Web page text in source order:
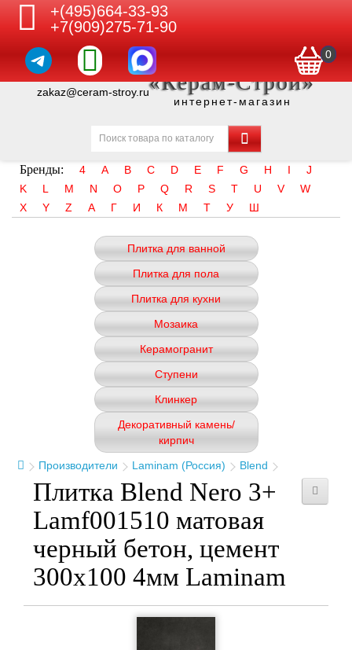
+(495)664-33-93
+7(909)275-71-90
0
zakaz@ceram-stroy.ru«Керам-Строй»
интернет-магазин
Бренды: 4 A B C D E F G H I
J
K
L M N O P Q R S T U V
W
X
Y Z А Г И К М Т У Ш
Плитка для ванной
Плитка для пола
Плитка для кухни
Мозаика
Керамогранит
Ступени
Клинкер
Декоративный камень/
кирпич
Производители
Laminam (Россия) Blend
Плитка Blend Nero 3+
Lamf001510 матовая
черный бетон, цемент
300x100 4мм Laminam